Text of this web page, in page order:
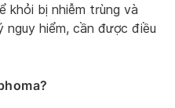
khỏi bị nhiễm trùng và
hiểm, cần được điều